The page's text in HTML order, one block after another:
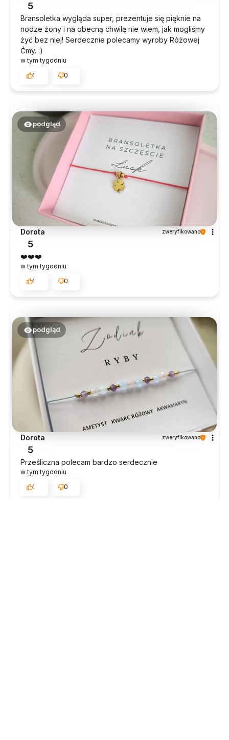
5
Bransoletka wygląda super, prezentuje się pięknie na
nodze żony i na obecną chwilę nie wiem, jak mogliśmy
żyć bez niej! Serdecznie polecamy wyroby Różowej
Ćmy. :)
w tym tygodniu
1
0
podgląd
Dorota zweryfikowano
5
❤️❤️❤️
w tym tygodniu
1
0
podgląd
Dorota zweryfikowano
5
Prześliczna polecam bardzo serdecznie
w tym tygodniu
1
0